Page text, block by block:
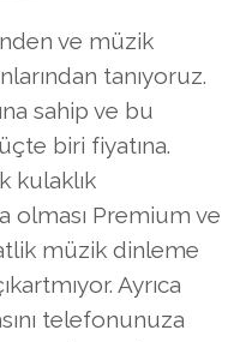
ve müzik
tanıyoruz.
sahip ve bu
biri fiyatına.
kulaklık
olması Premium ve
müzik dinleme
Ayrıca
telefonunuza